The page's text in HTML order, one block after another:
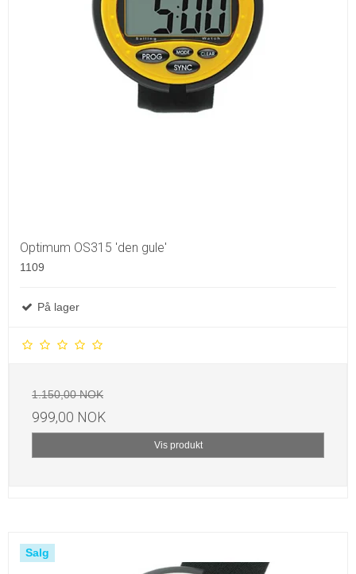
Optimum OS315 'den gule'
1109
På lager
1.150,00 NOK
999,00 NOK
Vis produkt
Salg